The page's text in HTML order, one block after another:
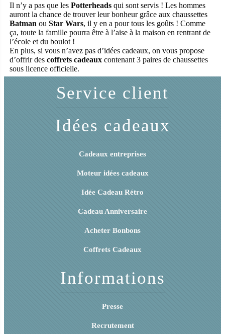
Il n’y a pas que lesPotterheads qui sont servis ! Les hommes
auront la chance de trouver leur bonheur grâce aux chaussettes
Batman ouStar Wars, il y en a pour tous les goûts ! Comme
ça, toute la famille pourra être à l’aise à la maison en rentrant de
l’école et du boulot !
En plus, si vous n’avez pas d’idées cadeaux, on vous propose
d’offrir descoffrets cadeaux contenant 3 paires de chaussettes
sous licence officielle.
Service client
Idées cadeaux
Cadeaux entreprises
Moteur idées cadeaux
Idée Cadeau Rétro
Cadeau Anniversaire
Acheter Bonbons
Coffrets Cadeaux
Informations
Presse
Recrutement